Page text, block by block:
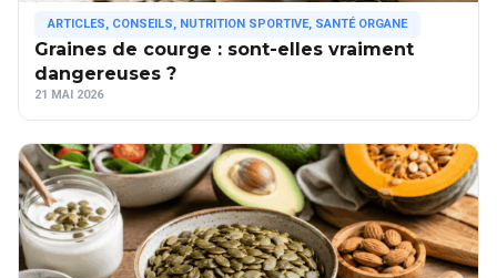
ARTICLES, CONSEILS, NUTRITION SPORTIVE, SANTÉ ORGANE
Graines de courge : sont-elles vraiment
dangereuses ?
21 MAI 2026